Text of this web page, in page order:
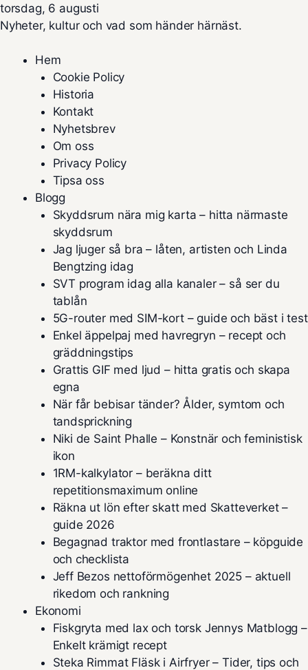
torsdag, 6 augusti
Nyheter, kultur och vad som händer härnäst.
Hem
Cookie Policy
Historia
Kontakt
Nyhetsbrev
Om oss
Privacy Policy
Tipsa oss
Blogg
Skyddsrum nära mig karta – hitta närmaste
skyddsrum
Jag ljuger så bra – låten, artisten och Linda
Bengtzing idag
SVT program idag alla kanaler – så ser du
tablån
5G-router med SIM-kort – guide och bäst i test
Enkel äppelpaj med havregryn – recept och
gräddningstips
Grattis GIF med ljud – hitta gratis och skapa
egna
När får bebisar tänder? Ålder, symtom och
tandsprickning
Niki de Saint Phalle – Konstnär och feministisk
ikon
1RM-kalkylator – beräkna ditt
repetitionsmaximum online
Räkna ut lön efter skatt med Skatteverket –
guide 2026
Begagnad traktor med frontlastare – köpguide
och checklista
Jeff Bezos nettoförmögenhet 2025 – aktuell
rikedom och rankning
Ekonomi
Fiskgryta med lax och torsk Jennys Matblogg –
Enkelt krämigt recept
Steka Rimmat Fläsk i Airfryer – Tider, tips och